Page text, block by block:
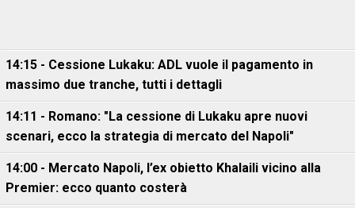
14:15 - Cessione Lukaku: ADL vuole il pagamento in
massimo due tranche, tutti i dettagli
14:11 - Romano: "La cessione di Lukaku apre nuovi
scenari, ecco la strategia di mercato del Napoli"
14:00 - Mercato Napoli, l’ex obietto Khalaili vicino alla
Premier: ecco quanto costerà